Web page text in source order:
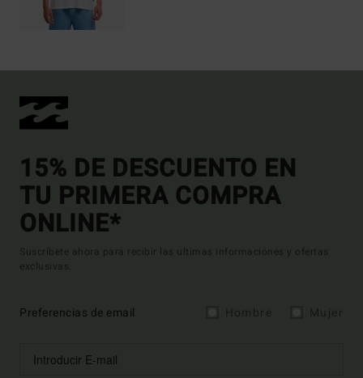
15% DE DESCUENTO EN
TU PRIMERA COMPRA
ONLINE*
Suscríbete ahora para recibir las ultimas informaciones y ofertas
exclusivas.
Preferencias de email